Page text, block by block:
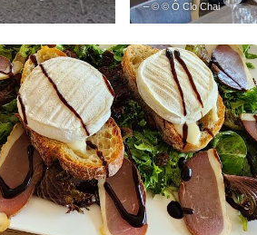
– © © Ô Clo Chai